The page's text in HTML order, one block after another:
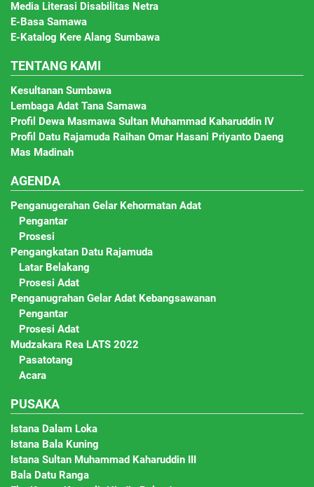
Media Literasi Disabilitas Netra
E-Basa Samawa
E-Katalog Kere Alang Sumbawa
TENTANG KAMI
Kesultanan Sumbawa
Lembaga Adat Tana Samawa
Profil Dewa Masmawa Sultan Muhammad Kaharuddin IV
Profil Datu Rajamuda Raihan Omar Hasani Priyanto Daeng
Mas Madinah
AGENDA
Penganugerahan Gelar Kehormatan Adat
Pengantar
Prosesi
Pengangkatan Datu Rajamuda
Latar Belakang
Prosesi Adat
Penganugrahan Gelar Adat Kebangsawanan
Pengantar
Prosesi Adat
Mudzakara Rea LATS 2022
Pasatotang
Acara
PUSAKA
Istana Dalam Loka
Istana Bala Kuning
Istana Sultan Muhammad Kaharuddin III
Bala Datu Ranga